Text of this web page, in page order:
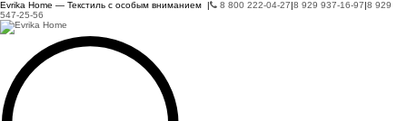
Evrika Home — Текстиль с особым вниманием | 8 800 222-04-27|8 929 937-16-97|8 929
547-25-56